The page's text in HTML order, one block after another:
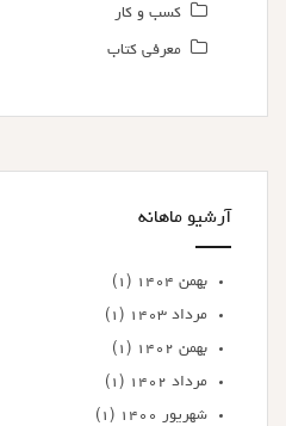
کسب و کار
معرفی کتاب
آرشیو ماهانه
بهمن ۱۴۰۴
(۱)
مرداد ۱۴۰۳
(۱)
بهمن ۱۴۰۲
(۱)
مرداد ۱۴۰۲
(۱)
شهریور ۱۴۰۰
(۱)